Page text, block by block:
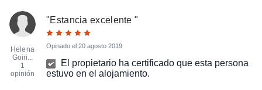
Helena
Goiri...
1
opinión
"Estancia excelente"
Opinado el 20 agosto 2019
El propietario ha certificado que esta persona
estuvo en el alojamiento.